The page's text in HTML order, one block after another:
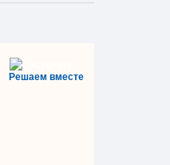
Решаем вместе